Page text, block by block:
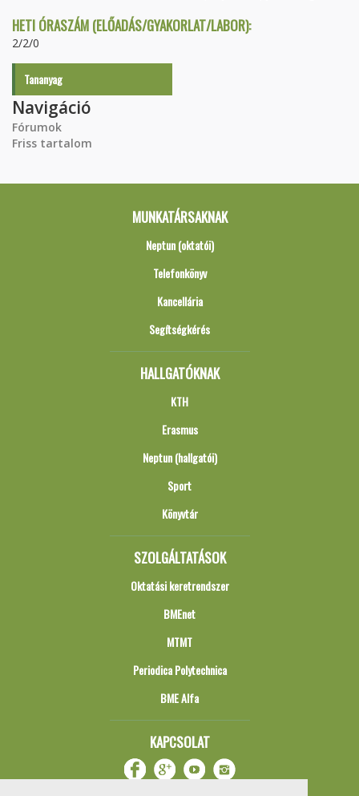
HETI ÓRASZÁM (ELŐADÁS/GYAKORLAT/LABOR):
2/2/0
Tananyag
Navigáció
Fórumok
Friss tartalom
MUNKATÁRSAKNAK
Neptun (oktatói)
Telefonkönyv
Kancellária
Segítségkérés
HALLGATÓKNAK
KTH
Erasmus
Neptun (hallgatói)
Sport
Könyvtár
SZOLGÁLTATÁSOK
Oktatási keretrendszer
BMEnet
MTMT
Periodica Polytechnica
BME Alfa
KAPCSOLAT